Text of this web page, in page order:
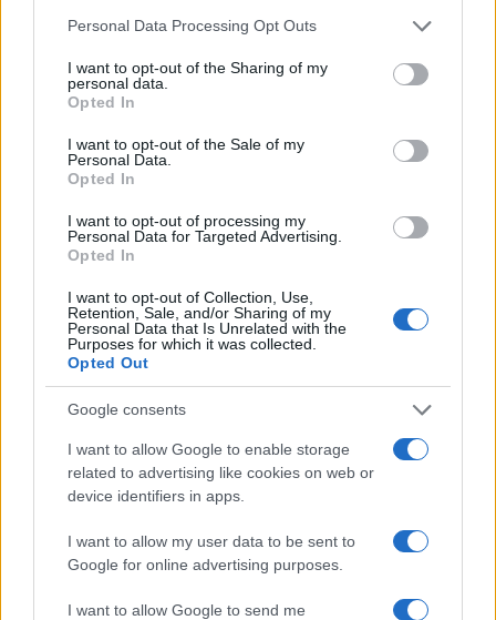
Personal Data Processing Opt Outs
I want to opt-out of the Sharing of my
personal data.
Opted In
I want to opt-out of the Sale of my
Personal Data.
Opted In
I want to opt-out of processing my
Personal Data for Targeted Advertising.
Opted In
I want to opt-out of Collection, Use,
Retention, Sale, and/or Sharing of my
Personal Data that Is Unrelated with the
Purposes for which it was collected.
Opted Out
Google consents
I want to allow Google to enable storage
related to advertising like cookies on web or
device identifiers in apps.
I want to allow my user data to be sent to
Google for online advertising purposes.
I want to allow Google to send me
AKTUELNO
22.11.16. 13:29
SDA koju želi naš narod!
Saznaj više